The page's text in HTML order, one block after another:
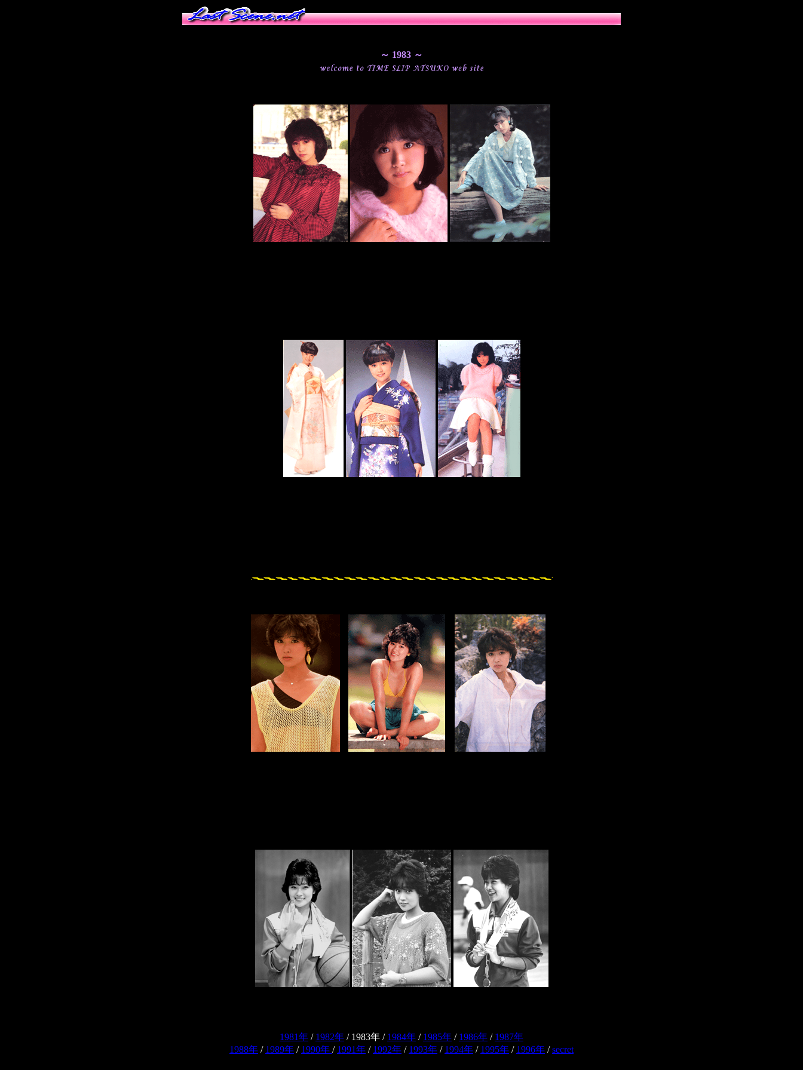
～ 1983 ～
1981年 / 1982年 / 1983年 / 1984年 / 1985年 / 1986年 / 1987年
1988年 / 1989年 / 1990年 / 1991年 / 1992年 / 1993年 / 1994年 / 1995年 / 1996年 /secret